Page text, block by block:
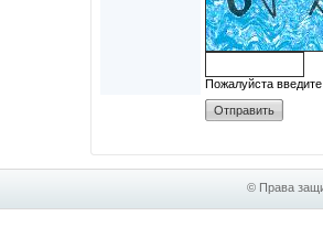
Пожалуйста
© Права